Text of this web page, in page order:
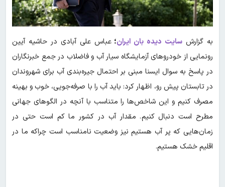
به گزارش سایت دیده بان ایران؛عباس علی آبادی در حاشیه آیین
رونمایی از خودروهای آزمایشگاه سیار آب و فاضلاب در جمع خبرنگاران
در پاسخ به سوال ایسنا مبنی بر احتمال جیره‌بندی آب برای شهروندان
در تابستان پیش رو، اظهار کرد: باید آب را با صرفه‌جویی، خوب و بهینه
مصرف کنیم و این شاخص‌ها را متناسب با آنچه در الگوهای جهانی
مطرح است دنبال کنیم. مقدار آب در کشور ما کم است حتی در
زمان‌هایی که پر آب هستیم نیز وضعیت نامناسب است چراکه ما در
اقلیم خشک هستیم.